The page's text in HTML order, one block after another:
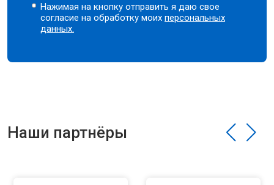
Нажимая на кнопку отправить я даю свое
согласие на обработку моихперсональных
данных.
Наши партнёры